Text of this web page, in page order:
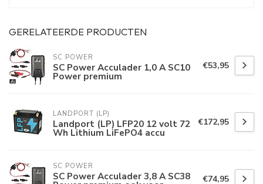
GERELATEERDE PRODUCTEN
SC POWER
SC Power Acculader 1,0 A SC10
Power premium
€53,95
LANDPORT (LP)
Landport (LP) LFP20 12 volt 72
Wh Lithium LiFePO4 accu
€172,95
SC POWER
SC Power Acculader 3,8 A SC38 €74,95